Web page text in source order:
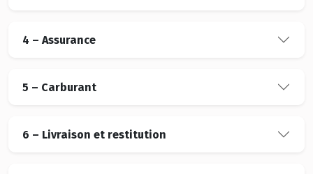
4 – Assurance
5 – Carburant
6 – Livraison et restitution